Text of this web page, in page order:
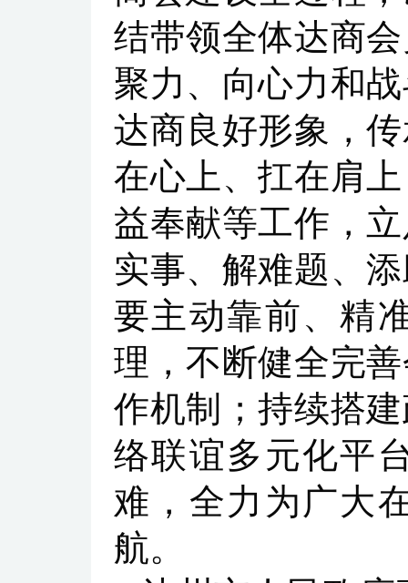
结带领全体达商
聚力、向心力和
达商良好形象，
在心上、扛在肩
益奉献等工作，
实事、解难题、
要主动靠前、精
理，不断健全完
作机制；持续搭
络联谊多元化平
难，全力为广大
航。